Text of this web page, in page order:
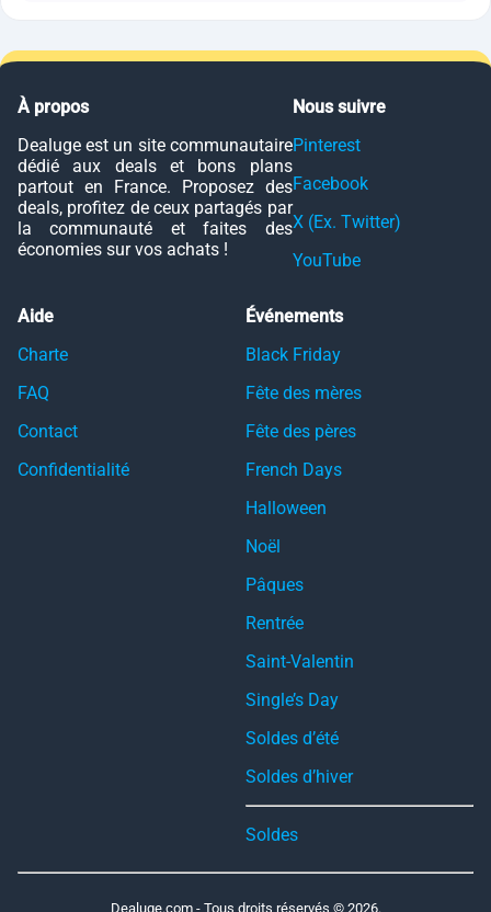
À propos
Dealuge est un site communautaire
dédié aux deals et bons plans
partout en France. Proposez des
deals, profitez de ceux partagés par
la communauté et faites des
économies sur vos achats !
Nous suivre
Pinterest
Facebook
X (Ex. Twitter)
YouTube
Aide
Charte
FAQ
Contact
Confidentialité
Événements
Black Friday
Fête des mères
Fête des pères
French Days
Halloween
Noël
Pâques
Rentrée
Saint-Valentin
Single’s Day
Soldes d’été
Soldes d’hiver
Soldes
Dealuge.com - Tous droits réservés © 2026.